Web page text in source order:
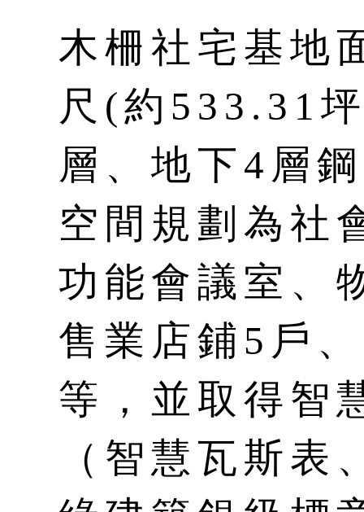
木柵社宅基地
尺(約533.31
層、地下4層
空間規劃為社
功能會議室、
售業店鋪5戶
等，並取得智
（智慧瓦斯表